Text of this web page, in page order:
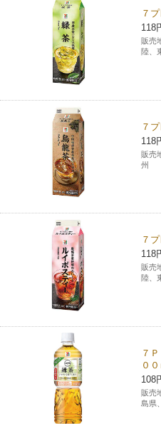
７
118
販売
陸、
７
118
販売
州
７
118
販売
陸、
７
００
108
販売
島県